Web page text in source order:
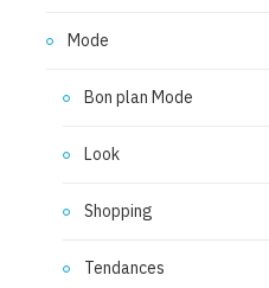
Mode
Bon plan Mode
Look
Shopping
Tendances